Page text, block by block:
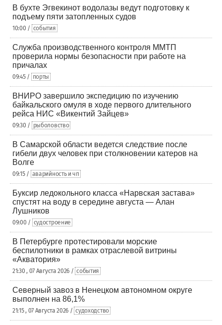
В бухте Эгвекинот водолазы ведут подготовку к
подъему пяти затопленных судов
10:00 / события
Служба производственного контроля ММТП
проверила нормы безопасности при работе на
причалах
09:45 / порты
ВНИРО завершило экспедицию по изучению
байкальского омуля в ходе первого длительного
рейса НИС «Викентий Зайцев»
09:30 / рыболовство
В Самарской области ведется следствие после
гибели двух человек при столкновении катеров на
Волге
09:15 / аварийность и чп
Буксир ледокольного класса «Нарвская застава»
спустят на воду в середине августа — Алан
Лушников
09:00 / судостроение
В Петербурге протестировали морские
беспилотники в рамках отраслевой витрины
«Акватория»
21:30 , 07 Августа 2026 / события
Северный завоз в Ненецком автономном округе
выполнен на 86,1%
21:15 , 07 Августа 2026 / судоходство